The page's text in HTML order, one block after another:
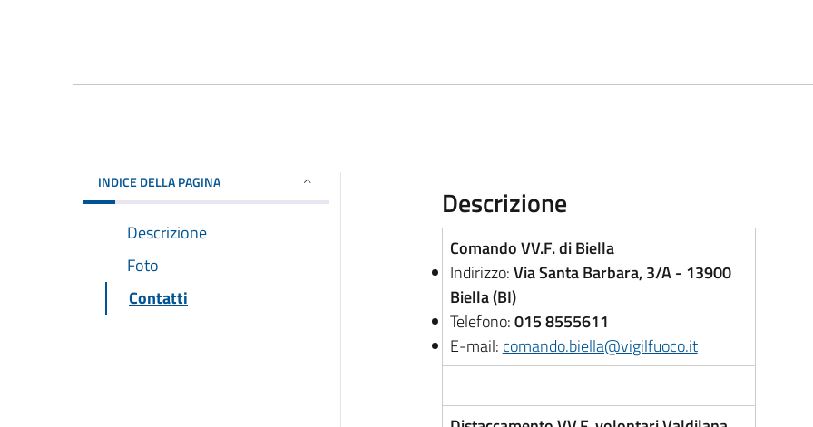
INDICE DELLA PAGINA
Descrizione
Foto
Contatti
Descrizione
Comando VV.F. di Biella
Indirizzo:Via Santa Barbara, 3/A - 13900
Biella (BI)
Telefono:015 8555611
E-mail: comando.biella@vigilfuoco.it